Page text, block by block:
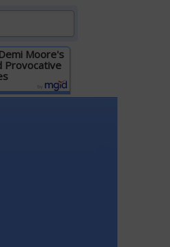
Moore's
Provocative